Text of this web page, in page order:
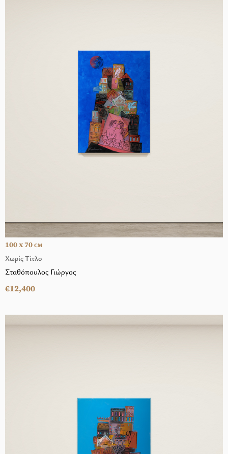
Χωρίς Τίτλο
100 x 70 CM
Σταθόπουλος Γιώργος
€12,400